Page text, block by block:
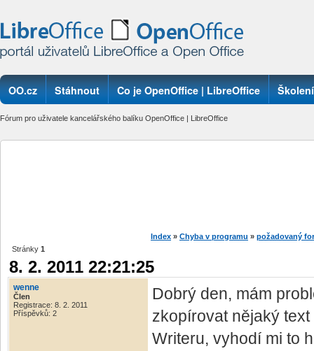
OO.cz Stáhnout Co je OpenOffice | LibreOffice Školení
Fórum pro uživatele kancelářského balíku OpenOffice | LibreOffice
Index » Chyba v programu » požadovaný
Stránky 1
8. 2. 2011 22:21:25
wenne
Člen
Registrace: 8. 2. 2011
Příspěvků: 2
Dobrý den, mám
zkopírovat nějaký
Writeru, vyhodí mi to